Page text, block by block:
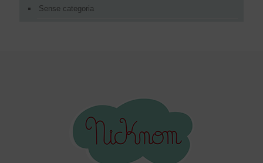
Sense categoria